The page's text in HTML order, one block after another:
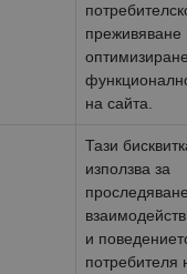
преживяване
на сайта.
Тази
използва за
и
потребителя